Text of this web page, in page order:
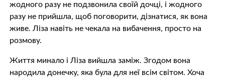
жодного разу не подзвонила своїй дочці, і жодного
разу не прийшла, щоб поговорити, дізнатися, як вона
живе. Ліза навіть не чекала на вибачення, просто на
розмову.
Життя минало і Ліза вийшла заміж. Згодом вона
народила донечку, яка була для неї всім світом. Хоча